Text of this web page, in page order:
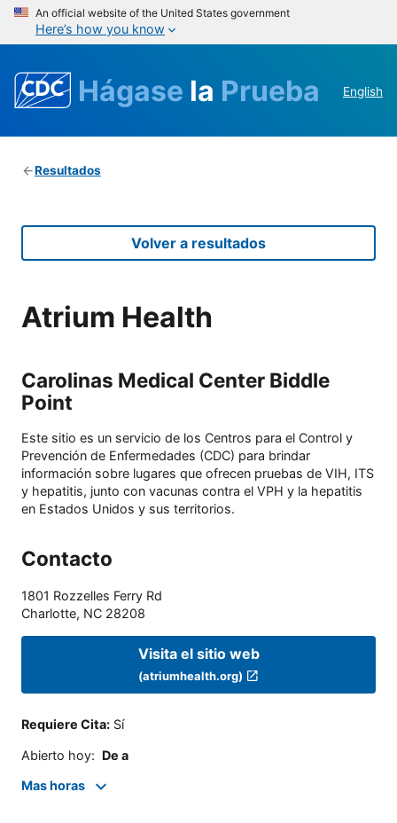
An official website of the United States government
Here’s how you know
Hágase la Prueba English
Resultados
Volver a resultados
Atrium Health
Carolinas Medical Center Biddle
Point
Este sitio es un servicio de los Centros para el Control y
Prevención de Enfermedades (CDC) para brindar
información sobre lugares que ofrecen pruebas de VIH, ITS
y hepatitis, junto con vacunas contra el VPH y la hepatitis
en Estados Unidos y sus territorios.
Contacto
1801 Rozzelles Ferry Rd
Charlotte, NC 28208
Visita el sitio web
(atriumhealth.org)
Requiere Cita: Sí
Abierto hoy: De a
Mas horas